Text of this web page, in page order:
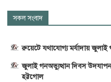
সকল সংবাদ
রুয়েটে যথাযোগ্য মর্যাদায় জুলাই
জুলাই গনঅভ্যুত্থান দিবস
হট্টগোল